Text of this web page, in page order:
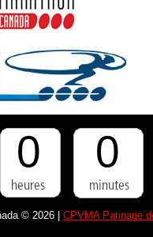
0 0
© 2026 | CPVMA Patinage